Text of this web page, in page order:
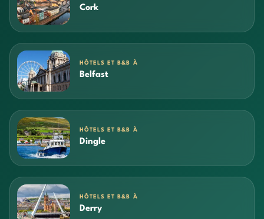
Cork
HÔTELS ET B&B À
Belfast
HÔTELS ET B&B À
Dingle
HÔTELS ET B&B À
Derry